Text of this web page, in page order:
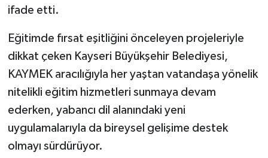
ifade etti.
Eğitimde fırsat eşitliğini önceleyen projeleriyle
dikkat çeken Kayseri Büyükşehir Belediyesi,
KAYMEK aracılığıyla her yaştan vatandaşa yönelik
nitelikli eğitim hizmetleri sunmaya devam
ederken, yabancı dil alanındaki yeni
uygulamalarıyla da bireysel gelişime destek
olmayı sürdürüyor.